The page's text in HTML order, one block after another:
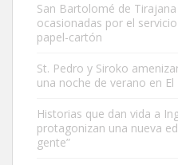
Este gato macho ha aparecido
es muy manso y
Leales.org » Gran Canaria
San Bartolomé de
ocasionadas por el
papel-cartón
St. Pedro y Siroko
una noche de verano en El
Historias que dan vida a
protagonizan una nueva
gente”